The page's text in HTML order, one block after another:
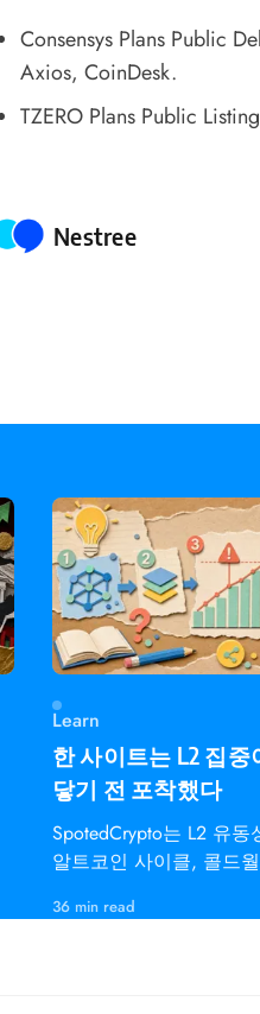
Consensys Plans Public
Axios, CoinDesk.
TZERO Plans Public
Posted by
Nestree
Learn
한 사이트는 L2 집
닿기 전 포착했다
SpotedCrypto는 L2 유
알트코인 사이클, 콜드
다.
36 min read